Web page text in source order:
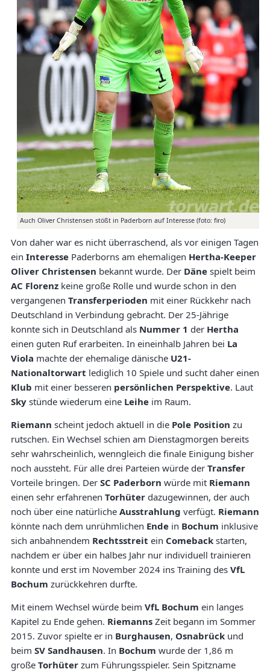
Auch Oliver Christensen stößt in Paderborn auf Interesse (foto: firo)
Von daher war es nicht überraschend, als vor einigen Tagen
ein Interesse Paderborns am ehemaligen Hertha-Keeper
Oliver Christensen bekannt wurde. Der Däne spielt beim
AC Florenz keine große Rolle und wurde schon in den
vergangenen Transferperioden mit einer Rückkehr nach
Deutschland in Verbindung gebracht. Der 25-Jährige
konnte sich in Deutschland als Nummer 1 der Hertha
einen guten Ruf erarbeiten. In eineinhalb Jahren bei La
Viola machte der ehemalige dänische U21-
Nationaltorwart lediglich 10 Spiele und sucht daher einen
Klub mit einer besseren persönlichen Perspektive. Laut
Sky stünde wiederum eine Leihe im Raum.
Riemann scheint jedoch aktuell in die Pole Position zu
rutschen. Ein Wechsel schien am Dienstagmorgen bereits
sehr wahrscheinlich, wenngleich die finale Einigung bisher
noch aussteht. Für alle drei Parteien würde der Transfer
Vorteile bringen. Der SC Paderborn würde mit Riemann
einen sehr erfahrenen Torhüter dazugewinnen, der auch
noch über eine natürliche Ausstrahlung verfügt. Riemann
könnte nach dem unrühmlichen Ende in Bochum inklusive
sich anbahnendem Rechtsstreit ein Comeback starten,
nachdem er über ein halbes Jahr nur individuell trainieren
konnte und erst im November 2024 ins Training des VfL
Bochum zurückkehren durfte.
Mit einem Wechsel würde beim VfL Bochum ein langes
Kapitel zu Ende gehen. Riemanns Zeit begann im Sommer
2015. Zuvor spielte er in Burghausen, Osnabrück und
beim SV Sandhausen. In Bochum wurde der 1,86 m
große Torhüter zum Führungsspieler. Sein Spitzname